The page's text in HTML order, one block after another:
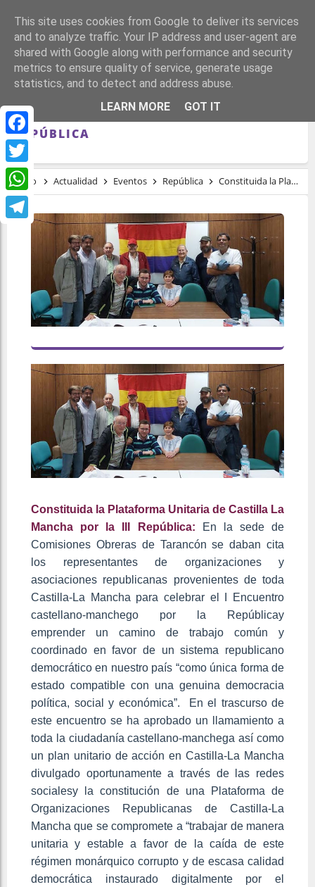
Facebook
Twitter
WhatsApp
Telegram
CONSTITUIDA LA PLATAFORMA UNITARIA
DE CASTILLA LA MANCHA POR LA III
REPÚBLICA
Inicio Actualidad Eventos República Constituida la Plataforma Unitaria de Castilla La Mancha por la III República
Constituida la Plataforma Unitaria de Castilla La
Mancha por la III República:
En la sede de
Comisiones Obreras de Tarancón se daban cita
los representantes de organizaciones y
asociaciones republicanas provenientes de toda
Castilla-La Mancha para celebrar el I Encuentro
castellano-manchego por la Repúblicay
emprender un camino de trabajo común y
coordinado en favor de un sistema republicano
democrático en nuestro país “como única forma de
estado compatible con una genuina democracia
política, social y económica”. En el trascurso de
este encuentro se ha aprobado un llamamiento a
toda la ciudadanía castellano-manchega así como
un plan unitario de acción en Castilla-La Mancha
divulgado oportunamente a través de las redes
socialesy la constitución de una Plataforma de
Organizaciones Republicanas de Castilla-La
Mancha que se compromete a “trabajar de manera
unitaria y estable a favor de la caída de este
régimen monárquico corrupto y de escasa calidad
democrática instaurado digitalmente por el
This site uses cookies from Google to deliver its services
and to analyze traffic. Your IP address and user-agent are
shared with Google along with performance and security
metrics to ensure quality of service, generate usage
statistics, and to detect and address abuse.
LEARN MORE
GOT IT